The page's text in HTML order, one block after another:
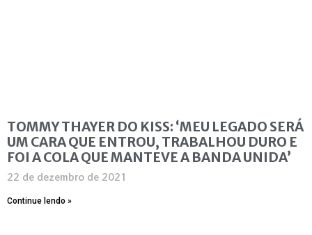
TOMMY THAYER DO KISS: ‘MEU LEGADO SERÁ
UM CARA QUE ENTROU, TRABALHOU DURO E
FOI A COLA QUE MANTEVE A BANDA UNIDA’
22 de dezembro de 2021
Continue lendo »